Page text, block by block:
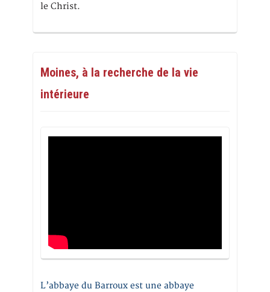
le Christ.
Moines, à la recherche de la vie
intérieure
L’abbaye du Barroux est une abbaye